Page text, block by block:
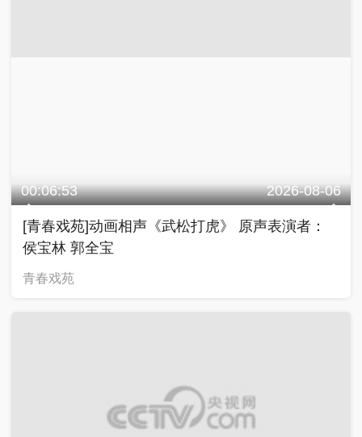
00:06:53 2026-08-06
[青春戏苑]动画相声《武松打虎》 原声表演者：
侯宝林 郭全宝
青春戏苑